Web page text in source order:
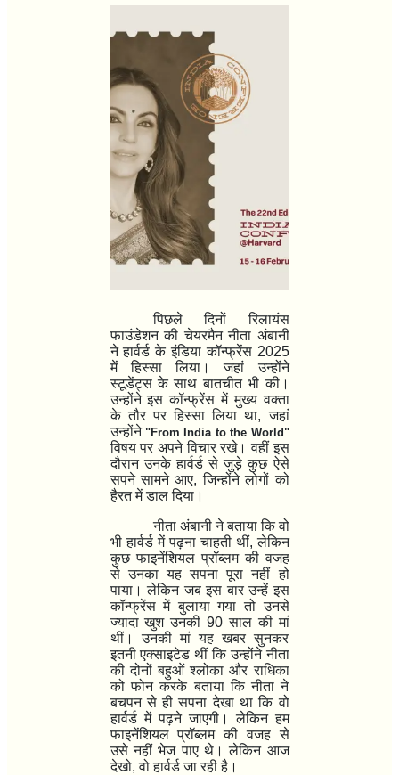
पिछले दिनों रिलायंस
फाउंडेशन की चेयरमैन नीता अंबानी
ने हार्वर्ड के इंडिया कॉन्फ्रेंस 2025
में हिस्सा लिया। जहां उन्होंने
स्टूडेंट्स के साथ बातचीत भी की।
उन्होंने इस कॉन्फ्रेंस में मुख्य वक्ता
के तौर पर हिस्सा लिया था,जहां
उन्होंने "From India to the World"
विषय पर अपने विचार रखे। वहीं इस
दौरान उनके हार्वर्ड से जुड़े कुछ ऐसे
सपने सामने आए,जिन्होंने लोगों को
हैरत में डाल दिया।
नीता अंबानी ने बताया कि वो
भी हार्वर्ड में पढ़ना चाहती थीं,लेकिन
कुछ फाइनेंशियल प्रॉब्लम की वजह
से उनका यह सपना पूरा नहीं हो
पाया। लेकिन जब इस बार उन्हें इस
कॉन्फ्रेंस में बुलाया गया तो उनसे
ज्यादा खुश उनकी 90साल की मां
थीं। उनकी मां यह खबर सुनकर
इतनी एक्साइटेड थीं कि उन्होंने नीता
की दोनों बहुओं श्लोका और राधिका
को फोन करके बताया कि नीता ने
बचपन से ही सपना देखा था कि वो
हार्वर्ड में पढ़ने जाएगी। लेकिन हम
फाइनेंशियल प्रॉब्लम की वजह से
उसे नहीं भेज पाए थे। लेकिन आज
देखो,वो हार्वर्ड जा रही है।